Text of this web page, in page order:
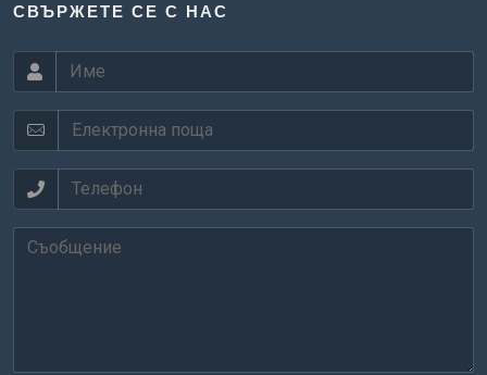
СВЪРЖЕТЕ СЕ С НАС